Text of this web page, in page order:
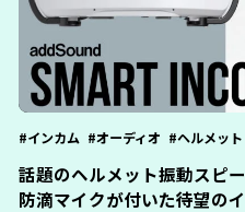
インカム オーディオ ヘルメット
話題のヘルメット振動スピ
防滴マイクが付いた待望の